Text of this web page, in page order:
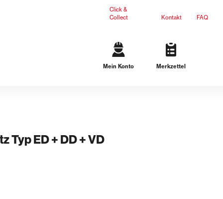
Click &
Collect
Kontakt FAQ
Stufen
Ergänzungsprodukte
Mein Konto Merkzettel
Typ ED + DD + VD